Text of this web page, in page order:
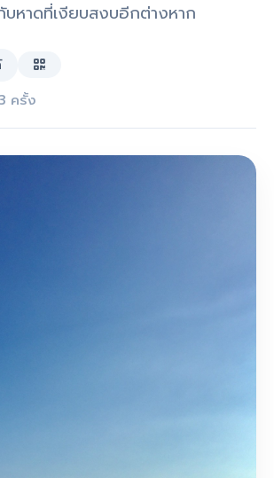
หาดที่เงียบสงบอีกต่างหาก
ครั้ง